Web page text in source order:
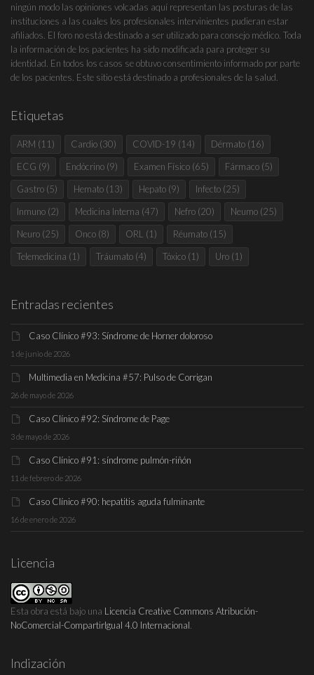
ningún modo las opiniones volcadas aquí representan las posturas de las
instituciones a las cuales los profesionales intervinientes pudieran estar
afiliados. El foro no está destinado a ser utilizado para consejo médico. Toda
la información de los pacientes ha sido modificada para proteger su
identidad. En todos los casos se obtuvo consentimiento informado por parte
de los pacientes. Este sitio está destinado a profesionales de la salud.
Etiquetas
ARM (11) Cardio (30) COVID-19 (14) Dérmato (16)
ECG (9) Endócrino (9) Examen Físico (65) Fármaco (5)
Gastro (5) Hemato (13) Hepato (9) Infecto (25)
Inmuno (2) Medicina Interna (47) Nefro (20) Neumo (25)
Neuro (25) Onco (8) ORL (1) Réumato (15)
Telemedicina (1) Tráumato (4) Tóxico (1) Uro (1)
Entradas recientes
Caso Clínico #93: Síndrome de Horner doloroso
1 de junio de 2026
Multimedia en Medicina #57: Pulso de Corrigan
26 de mayo de 2026
Caso Clínico #92: Síndrome de Page
3 de mayo de 2026
Caso Clínico #91: síndrome pulmón-riñón
11 de febrero de 2026
Caso Clínico #90: hepatitis aguda fulminante
16 de enero de 2026
Licencia
Esta obra está bajo una Licencia Creative Commons Atribución-
NoComercial-CompartirIgual 4.0 Internacional
Indización